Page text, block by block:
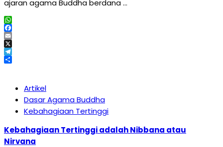
ajaran agama Buddha berdana …
WhatsApp
Facebook
Email
X
Telegram
Artikel
Dasar Agama Buddha
Kebahagiaan Tertinggi
Kebahagiaan Tertinggi adalah Nibbana atau
Nirvana